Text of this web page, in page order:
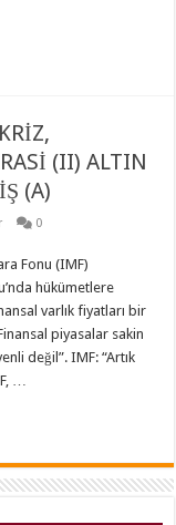
(II) ALTIN
(A)
0
Fonu (IMF)
hükümetlere
varlık fiyatları bir
piyasalar sakin
değil”. IMF: “Artık
…